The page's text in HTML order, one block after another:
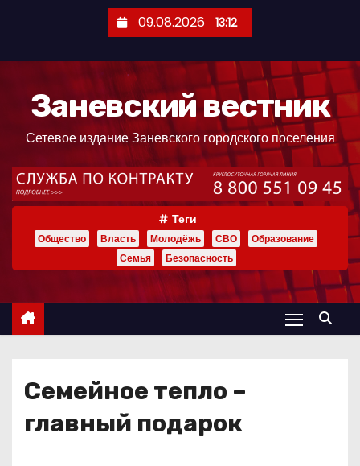
ж
09.08.2026 13:12
Заневский вестник
Сетевое издание Заневского городского поселения
Теги
Общество Власть Молодёжь СВО
Образование
Семья
Безопасность
Семейное тепло –
главный подарок